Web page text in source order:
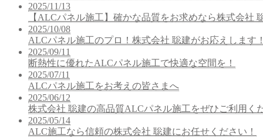
2025/11/13
【ALCパネル施工】確かな品質をお求めなら株式会社
2025/10/08
ALCパネル施工のプロ！株式会社 聡建がお応えします！
2025/09/11
断熱性に優れたALCパネル施工で快適な空間を！
2025/07/11
ALCパネル施工をお考えの皆さまへ
2025/06/12
株式会社 聡建の高品質ALCパネル施工をぜひご利用く
2025/05/14
ALC施工なら信頼の株式会社 聡建にお任せください！